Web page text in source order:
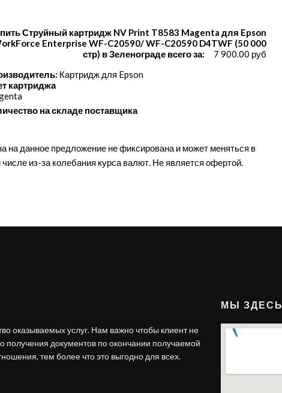
Струйный картридж NV Print T8583 Magenta для Epson
Enterprise WF-C20590/ WF-C20590 D4TWF (50 000
стр) в Зеленограде всего за:
7 900.00 руб
Картридж для Epson
картриджа
на складе поставщика
на данное предложение не фиксирована и может меняться в
числе из-за колебания курса валют. Не является офертой.
оказываемых услуг. Нам важно чтобы клиент не
получения документов по окончании получаемой
тем более что это выгодно для всех.
МЫ ЗДЕСЬ